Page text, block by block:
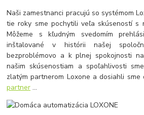
Naši zamestnanci pracujú so systémom
tie roky sme pochytili veľa skúseností s
Môžeme s kľudným svedomím
inštalované v histórii našej
bezproblémovo a k plnej spokojnosti
našim skúsenostiam a spoľahlivosti
zlatým partnerom Loxone a dosiahli
partner ...